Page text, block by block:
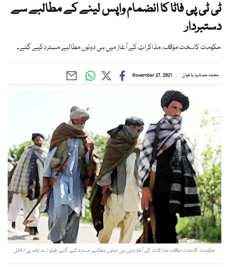
ٹی ٹی پی فاٹا کا انضمام واپس لینے کے مطالبے سے
دستبردار
حکومت کاسخت مؤقف، مذاکرات کے آغاز میں ہی دونوں مطالبے مستردکیے گئے۔
محمد جمشید باغوان November 27, 2021
حکومت کاسخت مؤقف، مذاکرات کے آغاز میں ہی دونوں مطالبے مستردکیے گئے۔ فوٹو: اے ایف پی/ فائل